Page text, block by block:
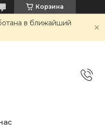
Корзина
в ближайший